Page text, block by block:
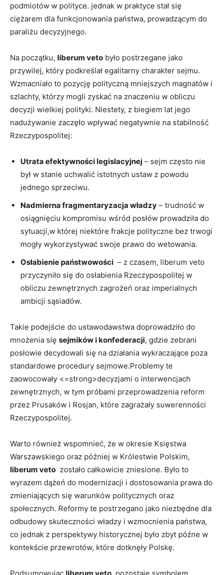
podmiotów w polityce.⁤ jednak w praktyce stał się
ciężarem⁤ dla funkcjonowania państwa, prowadzącym do
paraliżu decyzyjnego.
Na początku, liberum veto było postrzegane jako
⁤przywilej, który podkreślał egalitarny charakter​ sejmu.
Wzmacniało to pozycję ‌polityczną mniejszych magnatów i
‌szlachty, którzy mogli zyskać na ‌znaczeniu w obliczu
decyzji wielkiej⁤ polityki.⁣ Niestety, ⁢z biegiem lat ‍jego
nadużywanie⁣ zaczęło wpływać ‌negatywnie na stabilność
Rzeczypospolitej:
Utrata efektywności ​legislacyjnej –⁢ sejm często nie
był w stanie uchwalić istotnych ustaw ⁢z powodu
jednego sprzeciwu.
Nadmierna fragmentaryzacja władzy – ⁣trudność ⁣w
⁢osiągnięciu‌ kompromisu wśród posłów prowadziła do
sytuacji,w której niektóre frakcje polityczne bez trwogi
mogły wykorzystywać swoje prawo⁤ do⁤ wetowania.
Osłabienie państwowości ‌ – z czasem, liberum veto
przyczyniło się do osłabienia ⁣Rzeczypospolitej w
obliczu zewnętrznych zagrożeń oraz‌ imperialnych
ambicji sąsiadów.
Takie podejście‌ do ustawodawstwa doprowadziło do
⁢mnożenia się sejmików ‍i konfederacji, gdzie zebrani ​
posłowie decydowali się na działania⁣ wykraczające ⁣poza
standardowe procedury sejmowe.Problemy te‍
zaowocowały <=strong>decyzjami o interwencjach
zewnętrznych, w​ tym próbami przeprowadzenia‌ reform
przez Prusaków i Rosjan, które zagrażały suwerenności
Rzeczypospolitej.
Warto również ⁤wspomnieć, że w okresie Księstwa
Warszawskiego oraz ‌później w Królestwie Polskim,
liberum veto ​ zostało całkowicie⁢ zniesione. Było to
wyrazem dążeń do modernizacji i dostosowania prawa do
zmieniających‍ się warunków politycznych oraz
społecznych. Reformy te postrzegano jako niezbędne dla⁣
odbudowy ‌skuteczności władzy ‌i wzmocnienia państwa,
co jednak ​z perspektywy historycznej było zbyt późne w
kontekście przewrotów, które dotknęły Polskę.